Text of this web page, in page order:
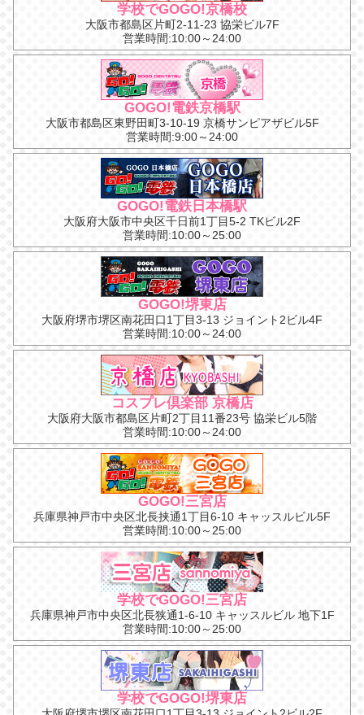
学校でGOGO!京橋校
大阪市都島区片町2-11-23 協栄ビル7F
営業時間:10:00～24:00
GOGO!電鉄京橋駅
大阪市都島区東野田町3-10-19 京橋サンピアザビル5F
営業時間:9:00～24:00
GOGO!電鉄日本橋駅
大阪府大阪市中央区千日前1丁目5-2 TKビル2F
営業時間:10:00～25:00
GOGO!堺東店
大阪府堺市堺区南花田口1丁目3-13 ジョイント2ビル4F
営業時間:10:00～24:00
コスプレ倶楽部 京橋店
大阪府大阪市都島区片町2丁目11番23号 協栄ビル5階
営業時間:10:00～24:00
GOGO!三宮店
兵庫県神戸市中央区北長挟通1丁目6-10 キャッスルビル5F
営業時間:10:00～25:00
学校でGOGO!三宮店
兵庫県神戸市中央区北長狭通1-6-10 キャッスルビル 地下1F
営業時間:10:00～25:00
学校でGOGO!堺東店